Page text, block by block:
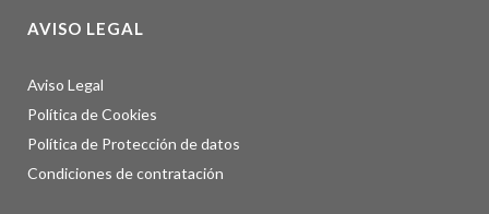
AVISO LEGAL
Aviso Legal
Política de Cookies
Política de Protección de datos
Condiciones de contratación